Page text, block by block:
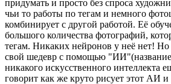
придумать и просто без спроса
чьи то работы по тегам и немного
комбинирует с другой работой. Её
большого количества фотографий,
тегам. Никаких нейронов у неё нет! Но
свой шедевр с помощью "ИИ"(название
никакого искусственного интеллекта
говорит как же круто рисует этот АИ